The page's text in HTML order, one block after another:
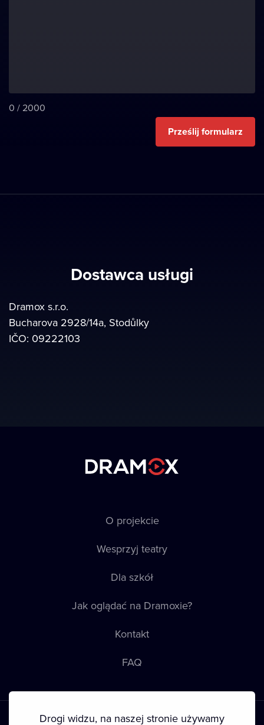
0 /2000
Prześlij formularz
Dostawca usługi
Dramox s.r.o.
Bucharova 2928/14a, Stodůlky
IČO: 09222103
O projekcie
Wesprzyj teatry
Dla szkół
Jak oglądać na Dramoxie?
Kontakt
FAQ
Drogi widzu, na naszej stronie używamy